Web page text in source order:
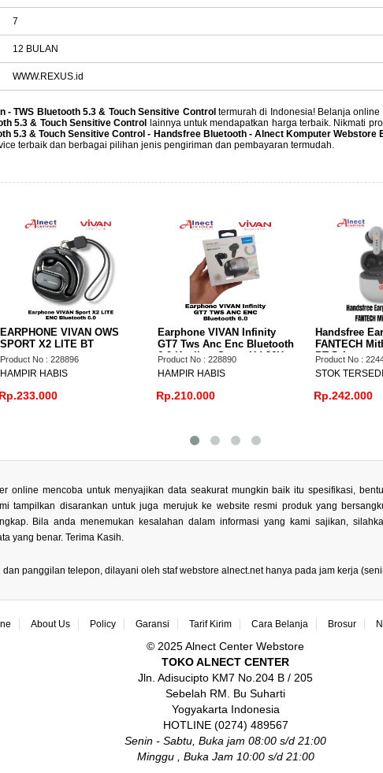
7
12 BULAN
WWW.REXUS.id
- TWS Bluetooth 5.3 & Touch Sensitive Control termurah di Indonesia! Belanja
5.3 & Touch Sensitive Control
lainnya untuk mendapatkan harga terbaik. Nikmati
5.3 & Touch Sensitive Control - Handsfree Bluetooth - Alnect Komputer
terbaik dan berbagai pilihan jenis pengiriman dan pembayaran termudah.
OWS
BT
Earphone VIVAN Infinity
GT7 Tws Anc Enc Bluetooth
6.0 Kualitas Suara Hd 36H
Product No : 228890
HAMPIR HABIS
Handsfree Earphone
FANTECH Mithril ANC TWS
BT 5.4
Product No : 224415
STOK TERSEDIA
online mencoba untuk menyajikan data seakurat mungkin baik itu spesifikasi,
tampilkan disarankan untuk juga merujuk ke website resmi produk yang
Bila anda menemukan kesalahan dalam informasi yang kami sajikan,
yang benar. Terima Kasih.
panggilan telepon, dilayani oleh staf webstore alnect.net hanya pada jam kerja
About Us Policy Garansi Tarif Kirim Cara Belanja Brosur
© 2025 Alnect Center Webstore
TOKO ALNECT CENTER
Jln. Adisucipto KM7 No.204 B / 205
Sebelah RM. Bu Suharti
Yogyakarta Indonesia
HOTLINE (0274) 489567
Senin - Sabtu, Buka jam 08:00 s/d 21:00
Minggu , Buka Jam 10:00 s/d 21:00